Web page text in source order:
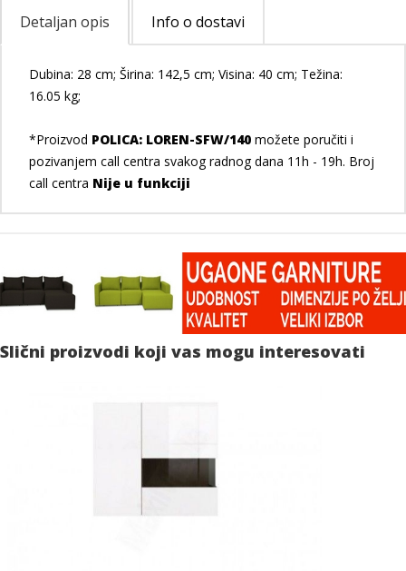
Detaljan opis Info o dostavi
Dubina: 28 cm; Širina: 142,5 cm; Visina: 40 cm; Težina:
16.05 kg;
*Proizvod POLICA: LOREN-SFW/140 možete poručiti i
pozivanjem call centra svakog radnog dana 11h - 19h. Broj
call centra Nije u funkciji
Slični proizvodi koji vas mogu interesovati